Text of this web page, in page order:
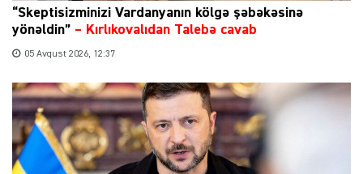
“Skeptisizminizi Vardanyanın kölgə şəbəkəsinə
yönəldin” – Kırlıkovalıdan Talebə cavab
05 Avqust 2026, 12:37